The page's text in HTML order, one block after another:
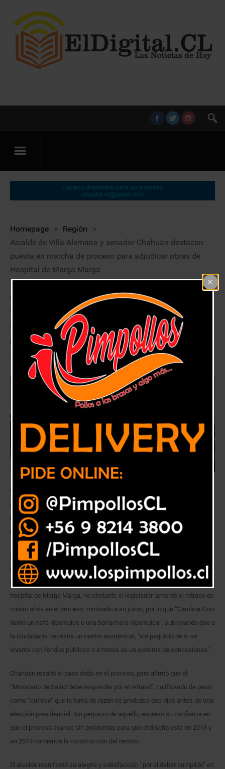
Homepage > Región
>
Alcalde de Villa Alemana y senador Chahuán destacan
puesta en marcha de proceso para adjudicar obras de
Hospital de Marga Marga
Alcalde de Villa Alemana y senador
Chahuán destacan puesta en
marcha de proceso para adjudicar
obras de Hospital de Marga Marga
17 diciembre, 2017 Región
Chahuán cuestionó que toma de razón se dé a conocer a dos días de la
elección presidencial y afirmó que el Ministerio de Salud “debiera
responder por el retraso de cuatro años” en el proceso, que a su juicio
obedeció a una “borrachera ideológica”.
El alcalde de Villa Alemana, José Sabat y el senador Francisco Chahuán
manifestaron su satisfacción por la toma de razón por parte de la
Contraloría general de la República del decreto de adjudicación del
hospital de Marga Marga, no obstante el legislador lamentó el retraso de
cuatro años en el proceso, motivado a su juicio, por lo que “Carolina Goic
llamó un café ideológico o una borrachera ideológica”, subrayando que a
la ciudadanía necesita un centro asistencial, “sin perjuicio de si se
levanta con fondos públicos o a través de un sistema de concesiones.”
Chahuán resaltó el paso dado en el proceso, pero afirmó que el
“Ministerio de Salud debe responder por el retraso”, calificando de paso
como “curioso” que la toma de razón se produzca dos días antes de una
elección presidencial. Sin perjuicio de aquello, expresó su confianza en
que el proceso avance sin problemas para que el diseño esté en 2018 y
en 2019 comience la construcción del recinto.
El alcalde manifestó su alegría y satisfacción “por el deber cumplido” en